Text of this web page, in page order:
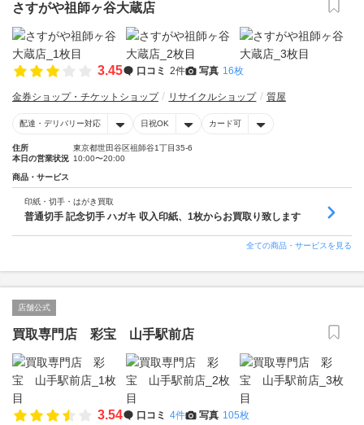
さすがや祖師ヶ谷大蔵店
3.45 口コミ 2件 写真 16枚
金券ショップ・チケットショップ リサイクルショップ 質屋
配達・デリバリー対応 日祝OK カード可
住所
東京都世田谷区祖師谷1丁目35-6
本日の営業状況 10:00〜20:00
商品・サービス
印紙・切手・はがき買取
普通切手 記念切手 ハガキ 収入印紙、1枚からお買取り致します
全ての商品・サービスを見る
店舗公式
買取専門店 彩宝 山手駅前店
3.54 口コミ 4件 写真 105枚